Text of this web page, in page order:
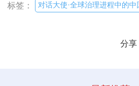
标签： 对话大使·全球治理进程中的中
分享